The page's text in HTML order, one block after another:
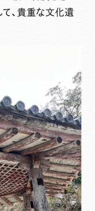
て、貴重な文化遺